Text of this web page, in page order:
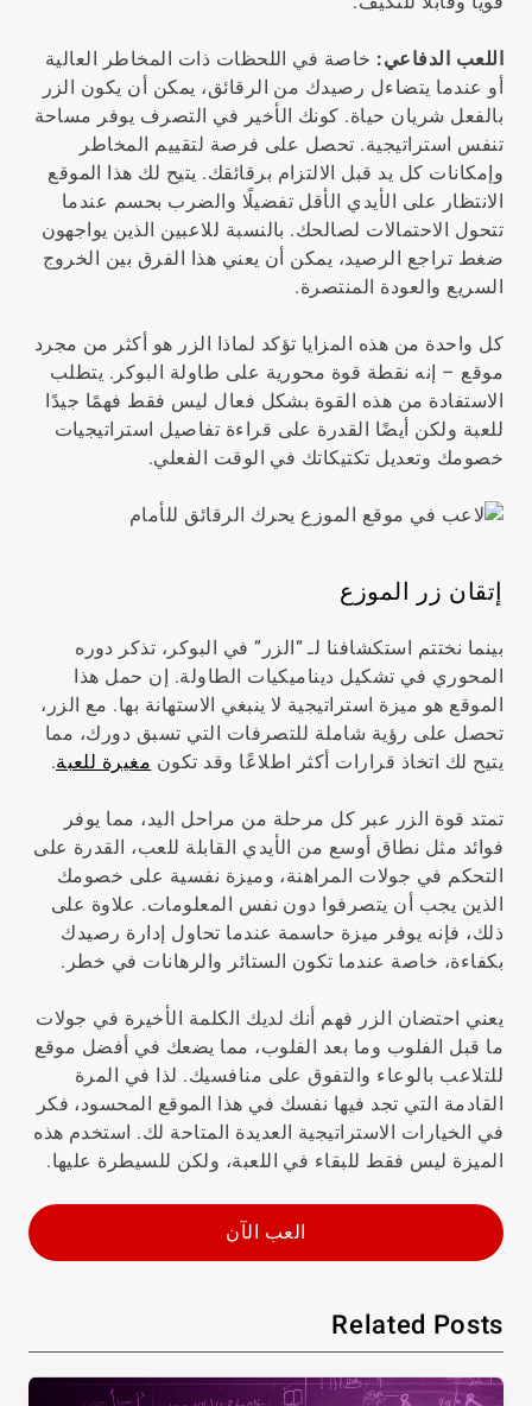
اللعب الدفاعي: خاصة في اللحظات ذات المخاطر العالية
أو عندما يتضاءل رصيدك من الرقائق، يمكن أن يكون الزر
بالفعل شريان حياة. كونك الأخير في التصرف يوفر مساحة
تنفس استراتيجية. تحصل على فرصة لتقييم المخاطر
وإمكانات كل يد قبل الالتزام برقائقك. يتيح لك هذا الموقع
الانتظار على الأيدي الأقل تفضيلًا والضرب بحسم عندما
تتحول الاحتمالات لصالحك. بالنسبة للاعبين الذين يواجهون
ضغط تراجع الرصيد، يمكن أن يعني هذا الفرق بين الخروج
السريع والعودة المنتصرة.
كل واحدة من هذه المزايا تؤكد لماذا الزر هو أكثر من مجرد
موقع – إنه نقطة قوة محورية على طاولة البوكر. يتطلب
الاستفادة من هذه القوة بشكل فعال ليس فقط فهمًا جيدًا
للعبة ولكن أيضًا القدرة على قراءة تفاصيل استراتيجيات
خصومك وتعديل تكتيكاتك في الوقت الفعلي.
إتقان زر الموزع
بينما نختتم استكشافنا لـ “الزر” في البوكر، تذكر دوره
المحوري في تشكيل ديناميكيات الطاولة. إن حمل هذا
الموقع هو ميزة استراتيجية لا ينبغي الاستهانة بها. مع الزر،
تحصل على رؤية شاملة للتصرفات التي تسبق دورك، مما
يتيح لك اتخاذ قرارات أكثر اطلاعًا وقد تكون مغيرة للعبة.
تمتد قوة الزر عبر كل مرحلة من مراحل اليد، مما يوفر
فوائد مثل نطاق أوسع من الأيدي القابلة للعب، القدرة على
التحكم في جولات المراهنة، وميزة نفسية على خصومك
الذين يجب أن يتصرفوا دون نفس المعلومات. علاوة على
ذلك، فإنه يوفر ميزة حاسمة عندما تحاول إدارة رصيدك
بكفاءة، خاصة عندما تكون الستائر والرهانات في خطر.
يعني احتضان الزر فهم أنك لديك الكلمة الأخيرة في جولات
ما قبل الفلوب وما بعد الفلوب، مما يضعك في أفضل موقع
للتلاعب بالوعاء والتفوق على منافسيك. لذا في المرة
القادمة التي تجد فيها نفسك في هذا الموقع المحسود، فكر
في الخيارات الاستراتيجية العديدة المتاحة لك. استخدم هذه
الميزة ليس فقط للبقاء في اللعبة، ولكن للسيطرة عليها.
العب الآن
Related Posts